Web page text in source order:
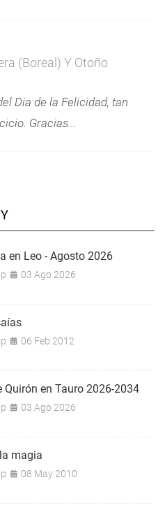
(Boreal) Y Otoño
Dia de la Felicidad, tan
Gracias...
en Leo - Agosto 2026
03 Ago 2026
06 Feb 2012
Quirón en Tauro 2026-2034
03 Ago 2026
magia
08 May 2010